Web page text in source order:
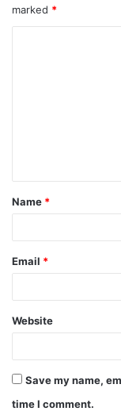
marked *
Name *
Email *
Website
Save my name,
time I comment.